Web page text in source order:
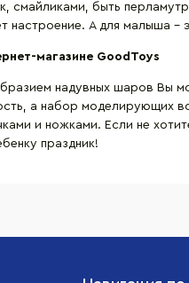
смайликами, быть
настроение. А для малыша –
магазине GoodToys
надувных шаров Вы
а набор моделирующих
и ножками. Если не
праздник!